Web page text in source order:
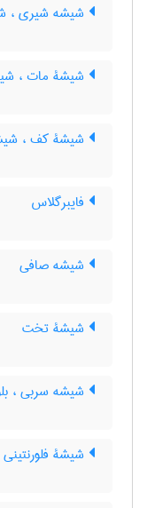
شیشه شیری ،
شیشۀ مات ،
شیشۀ کف ،
فایبرگلاس
شیشه صافی
شیشۀ تخت
شیشه سربی ،
شیشۀ